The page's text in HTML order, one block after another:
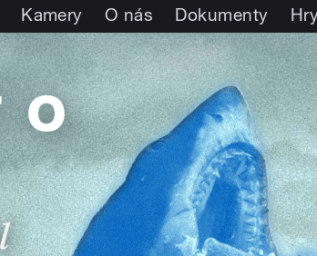
Kamery O nás Dokumenty